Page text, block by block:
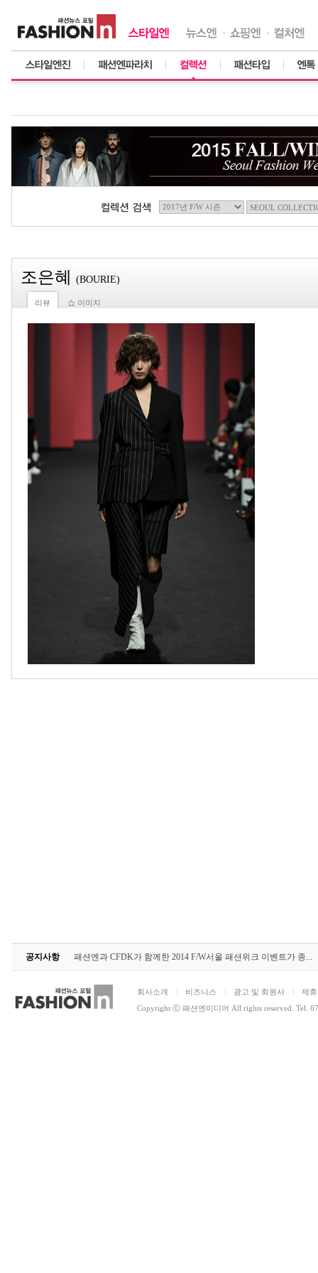
조은혜 (BOURIE)
리뷰 쇼 이미지
공지사항 패션엔과 CFDK가 함께한 2014 F/W서울 패션위크 이벤트가 종...
회사소개 비즈니스 광고 및 회원사
제
Copyright ⓒ 패션엔미디어 All rights reserved. Tel.